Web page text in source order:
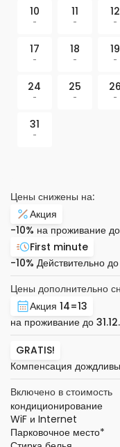
10
-
11
-
12
-
17
-
18
-
19
-
24
-
25
-
26
-
31
-
Цены снижены на:
Акция
-10% на проживание до
First minute
-10% Действительно до
Цены дополнительно
Акция 14=13
на проживание до
GRATIS!
Компенсация
Включено в стоимость
кондиционирование
WiF и Internet
Парковочное место*